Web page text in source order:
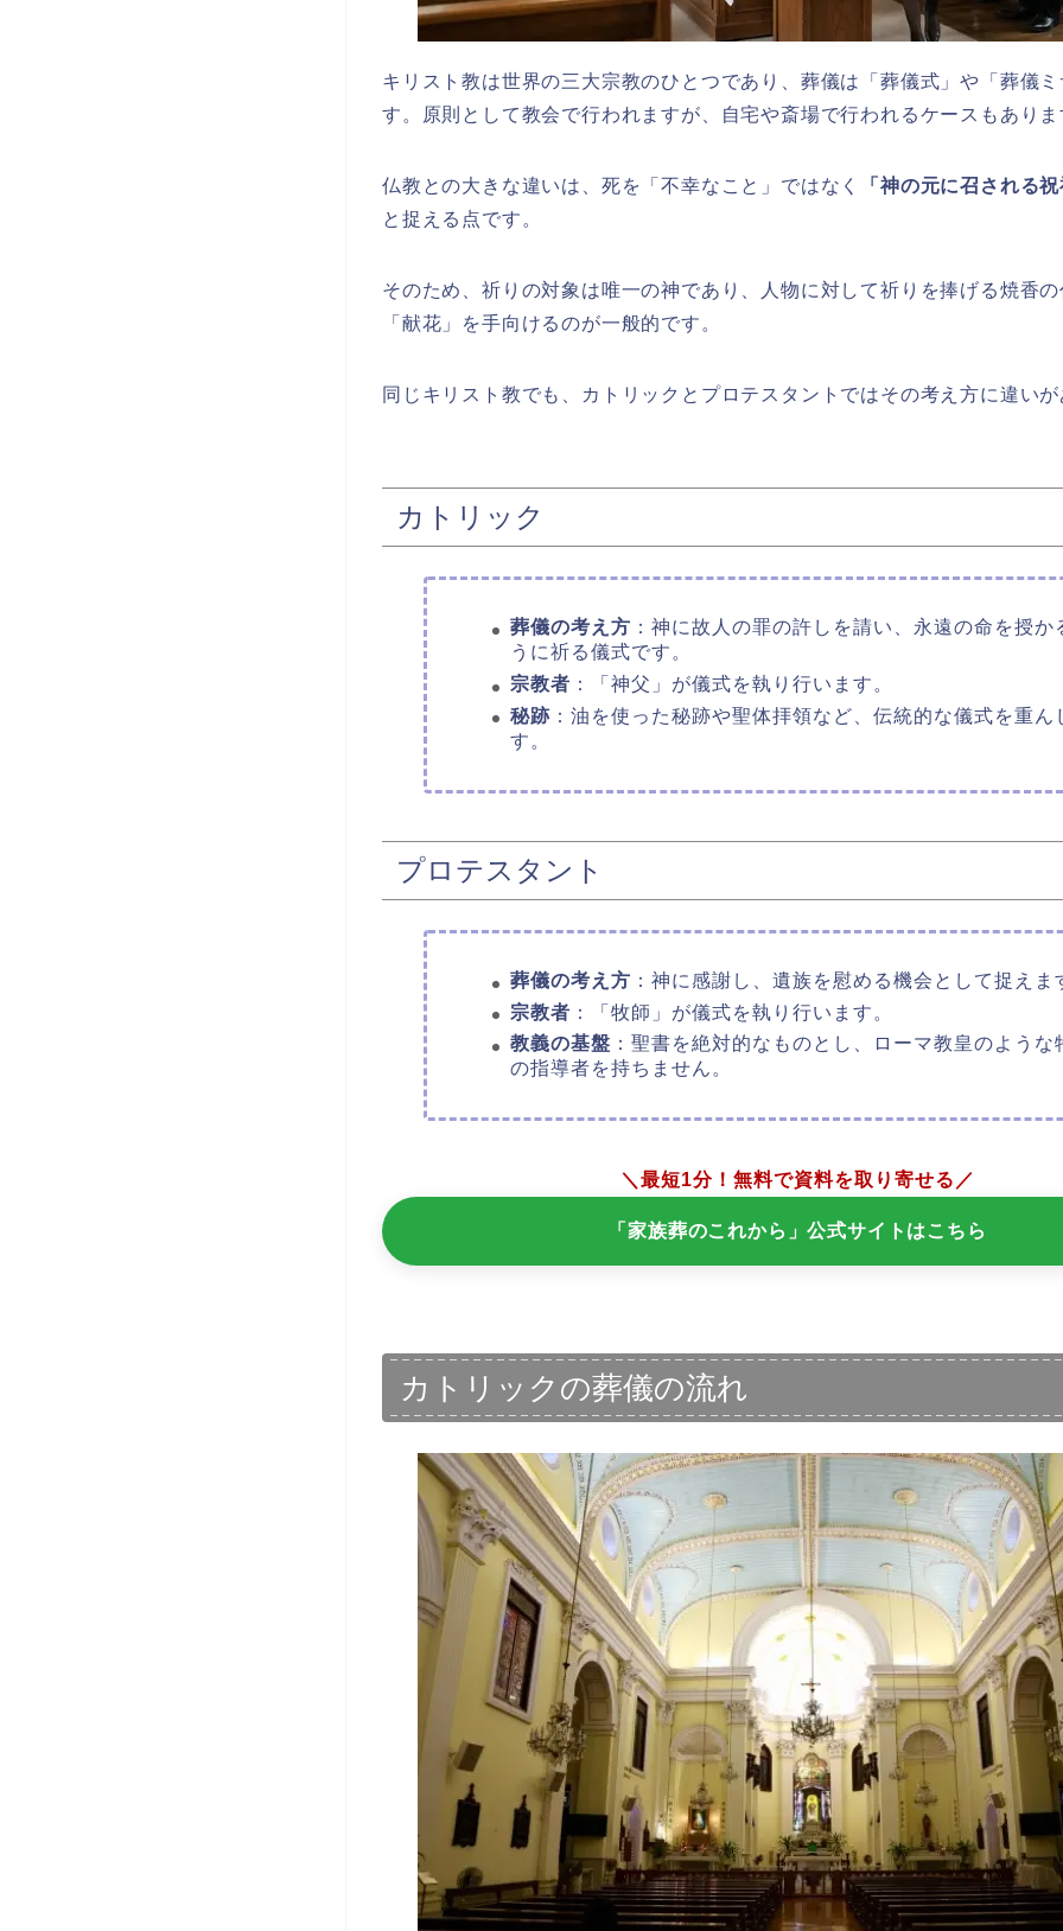
キリスト教は世界の三大宗教のひとつであり、葬儀は「葬儀式」や「葬儀
す。原則として教会で行われますが、自宅や斎場で行われるケースもあり
仏教との大きな違いは、死を「不幸なこと」ではなく
「神の元に召される
と捉える点です。
そのため、祈りの対象は唯一の神であり、人物に対して祈りを捧げる焼香
「献花」を手向けるのが一般的です。
同じキリスト教でも、カトリックとプロテスタントではその考え方に違い
カトリック
葬儀の考え方 ：神に故人の罪の許しを請い、永遠の命を授か
うに祈る儀式です。
宗教者 ：「神父」が儀式を執り行います。
秘跡 ：油を使った秘跡や聖体拝領など、伝統的な儀式を重ん
す。
プロテスタント
葬儀の考え方 ：神に感謝し、遺族を慰める機会として捉えま
宗教者 ：「牧師」が儀式を執り行います。
教義の基盤 ：聖書を絶対的なものとし、ローマ教皇のような
の指導者を持ちません。
＼最短1分！無料で資料を取り寄せる／
「家族葬のこれから」公式サイトはこちら
カトリックの葬儀の流れ